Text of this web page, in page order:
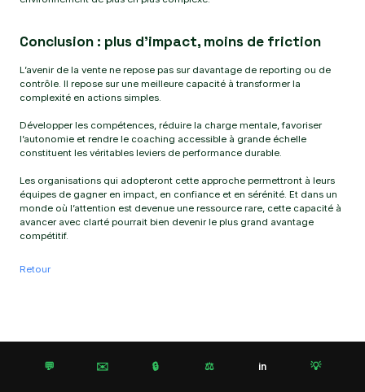
Conclusion : plus d’impact, moins de friction
L’avenir de la vente ne repose pas sur davantage de reporting ou de
contrôle. Il repose sur une meilleure capacité à transformer la
complexité en actions simples.
Développer les compétences, réduire la charge mentale, favoriser
l’autonomie et rendre le coaching accessible à grande échelle
constituent les véritables leviers de performance durable.
Les organisations qui adopteront cette approche permettront à leurs
équipes de gagner en impact, en confiance et en sérénité. Et dans un
monde où l’attention est devenue une ressource rare, cette capacité à
avancer avec clarté pourrait bien devenir le plus grand avantage
compétitif.
Retour
💬 ✉️ 🔒 ⚖️ in 💡